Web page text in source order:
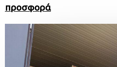
προσφορά